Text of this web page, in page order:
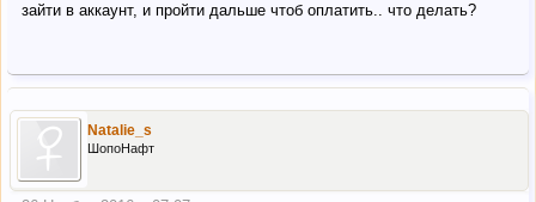
зайти в аккаунт, и пройти дальше чтоб оплатить.. что делать?
Natalie_s
ШопоНафт